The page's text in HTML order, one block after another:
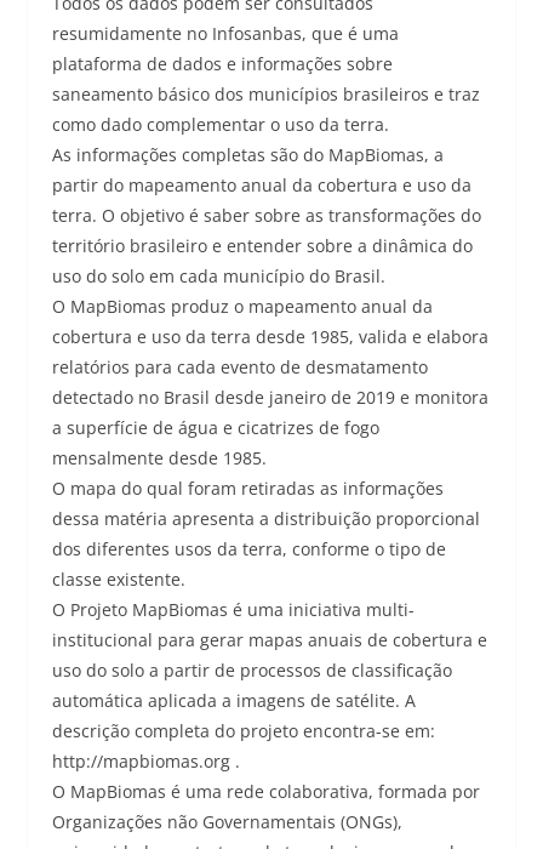
resumidamente no Infosanbas, que é uma
plataforma de dados e informações sobre
saneamento básico dos municípios brasileiros e traz
como dado complementar o uso da terra.
As informações completas são do MapBiomas, a
partir do mapeamento anual da cobertura e uso da
terra. O objetivo é saber sobre as transformações do
território brasileiro e entender sobre a dinâmica do
uso do solo em cada município do Brasil.
O MapBiomas produz o mapeamento anual da
cobertura e uso da terra desde 1985, valida e elabora
relatórios para cada evento de desmatamento
detectado no Brasil desde janeiro de 2019 e monitora
a superfície de água e cicatrizes de fogo
mensalmente desde 1985.
O mapa do qual foram retiradas as informações
dessa matéria apresenta a distribuição proporcional
dos diferentes usos da terra, conforme o tipo de
classe existente.
O Projeto MapBiomas é uma iniciativa multi-
institucional para gerar mapas anuais de cobertura e
uso do solo a partir de processos de classificação
automática aplicada a imagens de satélite. A
descrição completa do projeto encontra-se em:
http://mapbiomas.org .
O MapBiomas é uma rede colaborativa, formada por
Organizações não Governamentais (ONGs),